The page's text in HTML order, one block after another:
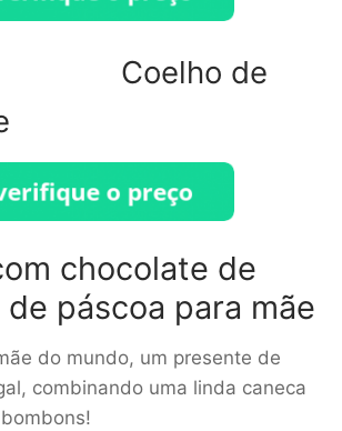
de
chocolate de
páscoa para mãe
do mundo, um presente de
combinando uma linda caneca